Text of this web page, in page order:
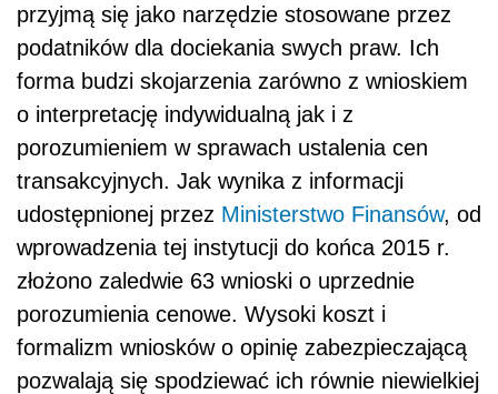
przyjmą się jako narzędzie stosowane przez
podatników dla dociekania swych praw. Ich
forma budzi skojarzenia zarówno z wnioskiem
o interpretację indywidualną jak i z
porozumieniem w sprawach ustalenia cen
transakcyjnych. Jak wynika z informacji
udostępnionej przez Ministerstwo Finansów, od
wprowadzenia tej instytucji do końca 2015 r.
złożono zaledwie 63 wnioski o uprzednie
porozumienia cenowe. Wysoki koszt i
formalizm wniosków o opinię zabezpieczającą
pozwalają się spodziewać ich równie niewielkiej